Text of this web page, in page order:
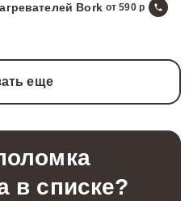
Bork от 590
еще
в списке?